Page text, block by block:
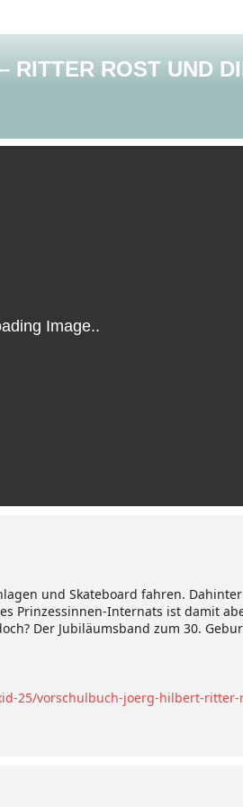
RITTER ROST UND
und Skateboard fahren.
Prinzessinnen-Internats ist damit
Der Jubiläumsband zum 30.
25/vorschulbuch-joerg-hilbert-